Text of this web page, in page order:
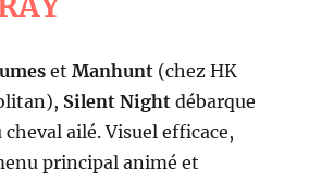
etManhunt (chez HK
Silent Night débarque
cheval ailé. Visuel efficace,
principal animé et